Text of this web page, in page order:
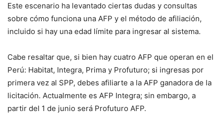
Este escenario ha levantado ciertas dudas y consultas
sobre cómo funciona una AFP y el método de afiliación,
incluido si hay una edad límite para ingresar al sistema.
Cabe resaltar que, si bien hay cuatro AFP que operan en el
Perú: Habitat, Integra, Prima y Profuturo; si ingresas por
primera vez al SPP, debes afiliarte a la AFP ganadora de la
licitación. Actualmente es AFP Integra; sin embargo, a
partir del 1 de junio será Profuturo AFP.